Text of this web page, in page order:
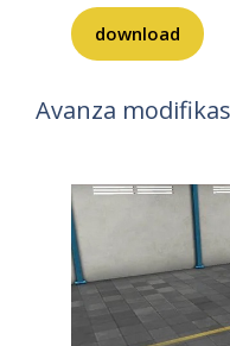
download
Avanza